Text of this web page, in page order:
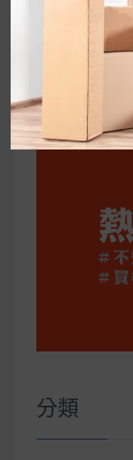
停用猛健
維持全攻略
公主營養
你一定要
分類